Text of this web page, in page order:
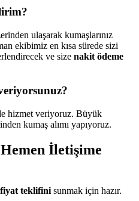
ulaşarak kumaşlarınız
ekibimiz en kısa sürede sizi
ve size nakit ödeme
hizmet veriyoruz. Büyük
kumaş alımı yapıyoruz.
İletişime
teklifinisunmak için hazır.